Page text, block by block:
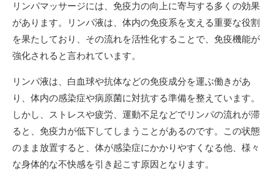
リンパマッサージには、免疫力の向上に寄与する多くの効果
があります。リンパ液は、体内の免疫系を支える重要な役割
を果たしており、その流れを活性化することで、免疫機能が
強化されると言われています。
リンパ液は、白血球や抗体などの免疫成分を運ぶ働きがあ
り、体内の感染症や病原菌に対抗する準備を整えています。
しかし、ストレスや疲労、運動不足などでリンパの流れが滞
ると、免疫力が低下してしまうことがあるのです。この状態
のまま放置すると、体が感染症にかかりやすくなる他、様々
な身体的な不快感を引き起こす原因となります。